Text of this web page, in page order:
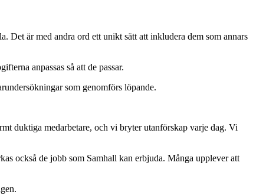
Det är med andra ord ett unikt sätt att inkludera dem som annars
anpassas så att de passar.
som genomförs löpande.
duktiga medarbetare, och vi bryter utanförskap varje dag. Vi
också de jobb som Samhall kan erbjuda. Många upplever att